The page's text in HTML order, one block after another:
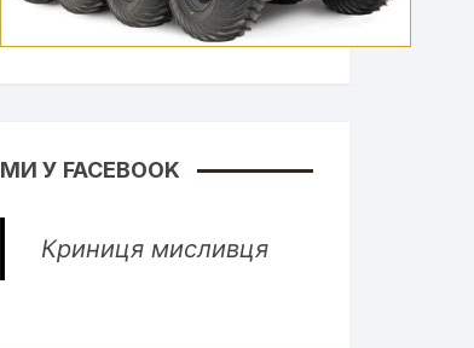
МИ У FACEBOOK
Криниця мисливця